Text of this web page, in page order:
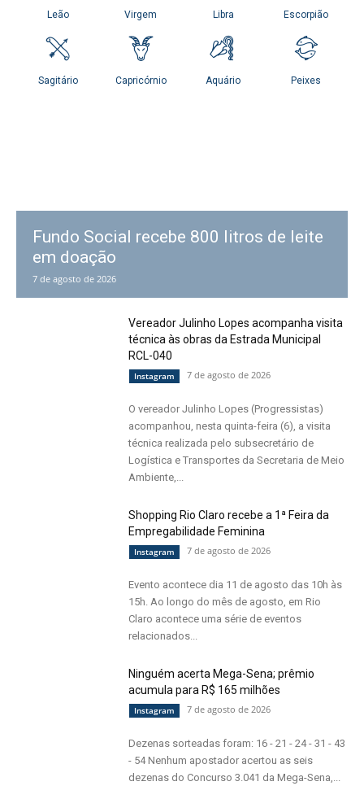
Fundo Social recebe 800 litros de leite
em doação
7 de agosto de 2026
Vereador Julinho Lopes acompanha visita
técnica às obras da Estrada Municipal
RCL-040
Instagram 7 de agosto de 2026
O vereador Julinho Lopes (Progressistas)
acompanhou, nesta quinta-feira (6), a visita
técnica realizada pelo subsecretário de
Logística e Transportes da Secretaria de Meio
Ambiente,...
Shopping Rio Claro recebe a 1ª Feira da
Empregabilidade Feminina
Instagram 7 de agosto de 2026
Evento acontece dia 11 de agosto das 10h às
15h. Ao longo do mês de agosto, em Rio
Claro acontece uma série de eventos
relacionados...
Ninguém acerta Mega-Sena; prêmio
acumula para R$ 165 milhões
Instagram 7 de agosto de 2026
Dezenas sorteadas foram: 16 - 21 - 24 - 31 - 43
- 54 Nenhum apostador acertou as seis
dezenas do Concurso 3.041 da Mega-Sena,...